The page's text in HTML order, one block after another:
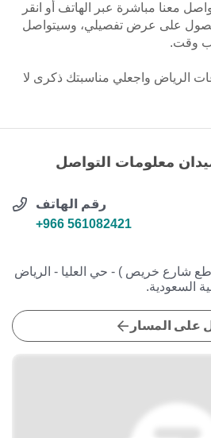
معنا مباشرة عبر الهاتف أو انقر
على عرض تفصيلي، وسيتواصل
وقت.
الرياض واجعلي مناسبتك ذكرى لا
معلومات التواصل
رقم الهاتف
+966 561082421
شارع خريص ) - حي العليا - الرياض
على المسار